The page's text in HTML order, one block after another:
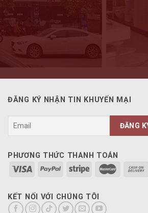
ĐĂNG KÝ NHẬN TIN KHUYẾN MẠI
PHƯƠNG THỨC THANH TOÁN
KẾT NỐI VỚI CHÚNG TÔI